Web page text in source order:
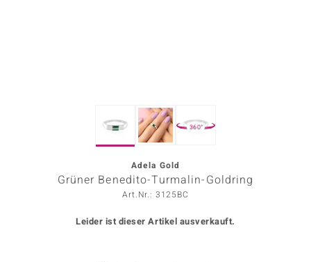
360°
Adela Gold
Grüner Benedito-Turmalin-Goldring
Art.Nr.: 3125BC
Leider ist dieser Artikel ausverkauft.